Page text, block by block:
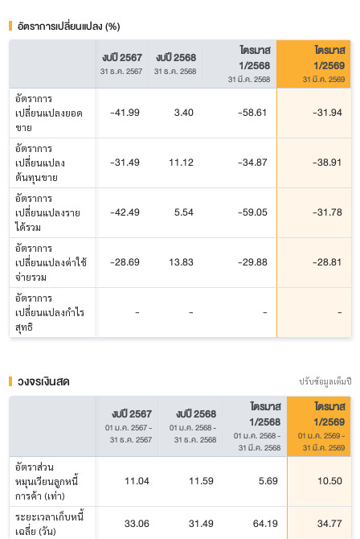
อัตราการเปลี่ยนแปลง (%)
งบปี 2567
31 ธ.ค. 2567
งบปี 2568
31 ธ.ค. 2568
ไตรมาส
1/2568
31 มี.ค. 2568
ไตรมาส
1/2569
31 มี.ค. 2569
อัตราการ
เปลี่ยนแปลงยอด
ขาย
-41.99 3.40 -58.61 -31.94
อัตราการ
เปลี่ยนแปลง
ต้นทุนขาย
-31.49 11.12 -34.87 -38.91
อัตราการ
เปลี่ยนแปลงราย
ได้รวม
-42.49 5.54 -59.05 -31.78
อัตราการ
เปลี่ยนแปลงค่าใช้
จ่ายรวม
-28.69 13.83 -29.88 -28.81
อัตราการ
เปลี่ยนแปลงกำไร
สุทธิ
- - - -
วงจรเงินสด ปรับข้อมูลเต็มปี
งบปี 2567
01 ม.ค. 2567-
31 ธ.ค. 2567
งบปี 2568
01 ม.ค. 2568-
31 ธ.ค. 2568
ไตรมาส
1/2568
01 ม.ค. 2568-
31 มี.ค. 2568
ไตรมาส
1/2569
01 ม.ค. 2569-
31 มี.ค. 2569
อัตราส่วน
หมุนเวียนลูกหนี้
การค้า (เท่า)
11.04 11.59 5.69 10.50
ระยะเวลาเก็บหนี้
เฉลี่ย (วัน)
33.06 31.49 64.19 34.77